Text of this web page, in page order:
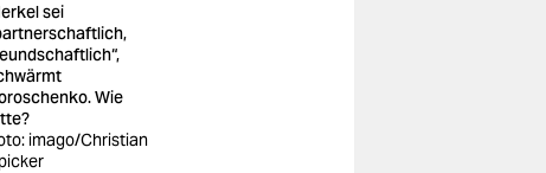
sei
Wie
imago/Christian